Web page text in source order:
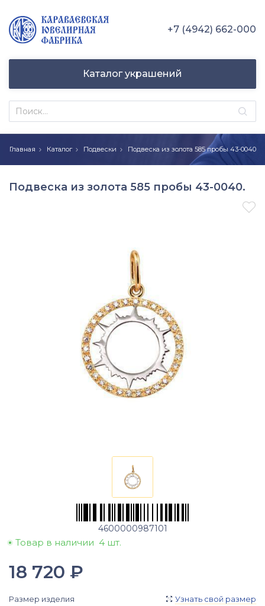
+7 (4942) 662-000
Каталог украшений
Главная Каталог Подвески Подвеска из золота 585 пробы 43-0040
Подвеска из золота 585 пробы 43-0040.

4600000987101
Товар в наличии 4 шт.
18 720 ₽
Размер изделия  Узнать свой размер